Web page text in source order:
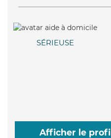
SÉRIEUSE
Afficher le profil